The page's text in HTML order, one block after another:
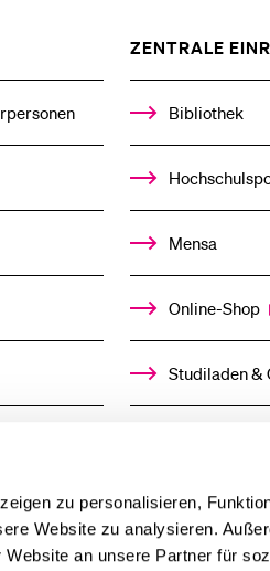
zu personalisieren,
Website zu analysieren.
an unsere Partner für
ZENTRALE
Bibliothek
Mensa
Online-Shop
Studiladen &